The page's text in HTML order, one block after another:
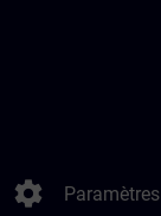
settings Paramètres